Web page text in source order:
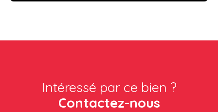
Intéressé par ce bien ?
Contactez-nous